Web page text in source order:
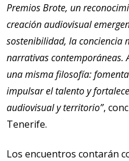
Premios Brote, un
creación audiovisual
sostenibilidad, la conciencia
narrativas contemporáneas.
una misma filosofía:
impulsar el talento y
audiovisual y territorio”,
Tenerife.
Los encuentros contarán